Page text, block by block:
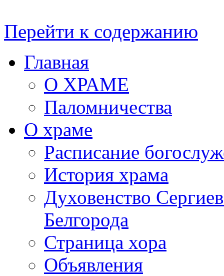
Перейти к содержанию
Главная
О ХРАМЕ
Паломничества
О храме
Расписание
История храма
Духовенство
Белгорода
Страница хора
Объявления